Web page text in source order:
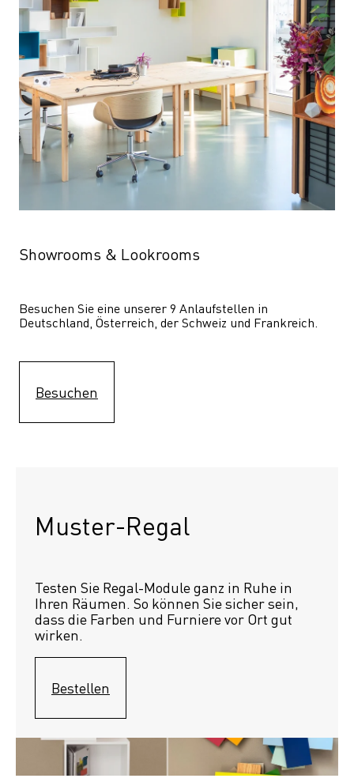
Showrooms & Lookrooms
Besuchen Sie eine unserer 9 Anlaufstellen in
Deutschland, Österreich, der Schweiz und Frankreich.
Besuchen
Muster-Regal
Testen Sie Regal-Module ganz in Ruhe in
Ihren Räumen. So können Sie sicher sein,
dass die Farben und Furniere vor Ort gut
wirken.
Bestellen